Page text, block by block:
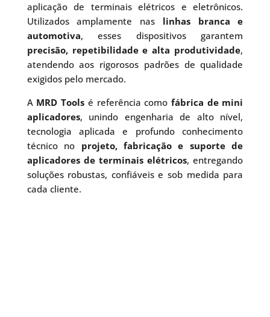
aplicação de terminais elétricos e eletrônicos.
Utilizados amplamente nas linhas branca e
automotiva, esses dispositivos garantem
precisão, repetibilidade e alta produtividade,
atendendo aos rigorosos padrões de qualidade
exigidos pelo mercado.
A MRD Tools é referência como fábrica de mini
aplicadores, unindo engenharia de alto nível,
tecnologia aplicada e profundo conhecimento
técnico no projeto, fabricação e suporte de
aplicadores de terminais elétricos, entregando
soluções robustas, confiáveis e sob medida para
cada cliente.